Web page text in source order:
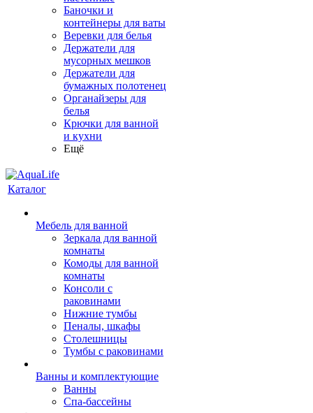
Баночки и
контейнеры для ваты
Веревки для белья
Держатели для
мусорных мешков
Держатели для
бумажных полотенец
Органайзеры для
белья
Крючки для ванной
и кухни
Ещё
Каталог
Мебель для ванной
Зеркала для ванной
комнаты
Комоды для ванной
комнаты
Консоли с
раковинами
Нижние тумбы
Пеналы, шкафы
Столешницы
Тумбы с раковинами
Ванны и комплектующие
Ванны
Спа-бассейны